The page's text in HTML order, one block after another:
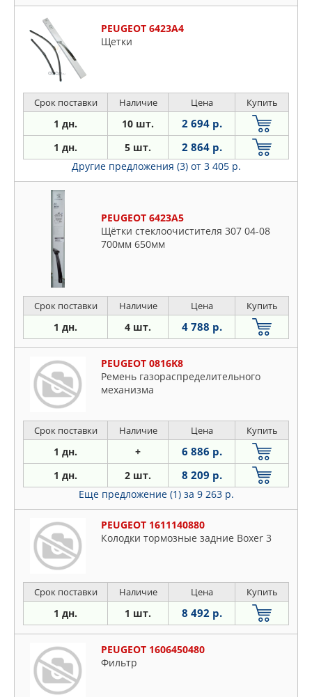
PEUGEOT 6423A4
Щетки
Срок поставки Наличие Цена Купить
1 дн. 10 шт. 2 694 р.
1 дн. 5 шт. 2 864 р.
Другие предложения (3) от 3 405 р.
PEUGEOT 6423A5
Щётки стеклоочистителя 307 04-08
700мм 650мм
Срок поставки Наличие Цена Купить
1 дн. 4 шт. 4 788 р.
PEUGEOT 0816K8
Ремень газораспределительного
механизма
Срок поставки Наличие Цена Купить
1 дн. + 6 886 р.
1 дн. 2 шт. 8 209 р.
Еще предложение (1) за 9 263 р.
PEUGEOT 1611140880
Колодки тормозные задние Boxer 3
Срок поставки Наличие Цена Купить
1 дн. 1 шт. 8 492 р.
PEUGEOT 1606450480
Фильтр